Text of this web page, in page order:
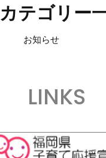
カテゴリー
お知らせ
LINKS